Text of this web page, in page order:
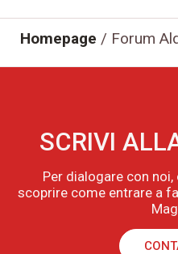
Homepage / Forum
SCRIVI
Per dialogare con
scoprire come entrare a